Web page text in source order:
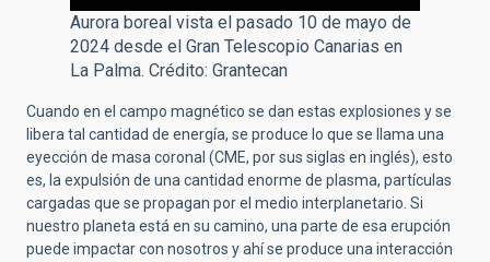
Aurora boreal vista el pasado 10 de mayo de
2024 desde el Gran Telescopio Canarias en
La Palma. Crédito: Grantecan
Cuando en el campo magnético se dan estas explosiones y se
libera tal cantidad de energía, se produce lo que se llama una
eyección de masa coronal (CME, por sus siglas en inglés), esto
es, laexpulsión de una cantidad enorme de plasma, partículas
cargadas que se propagan por el medio interplanetario. Si
nuestro planeta está en su camino, una parte de esa erupción
puede impactar con nosotros y ahí se produce una interacción